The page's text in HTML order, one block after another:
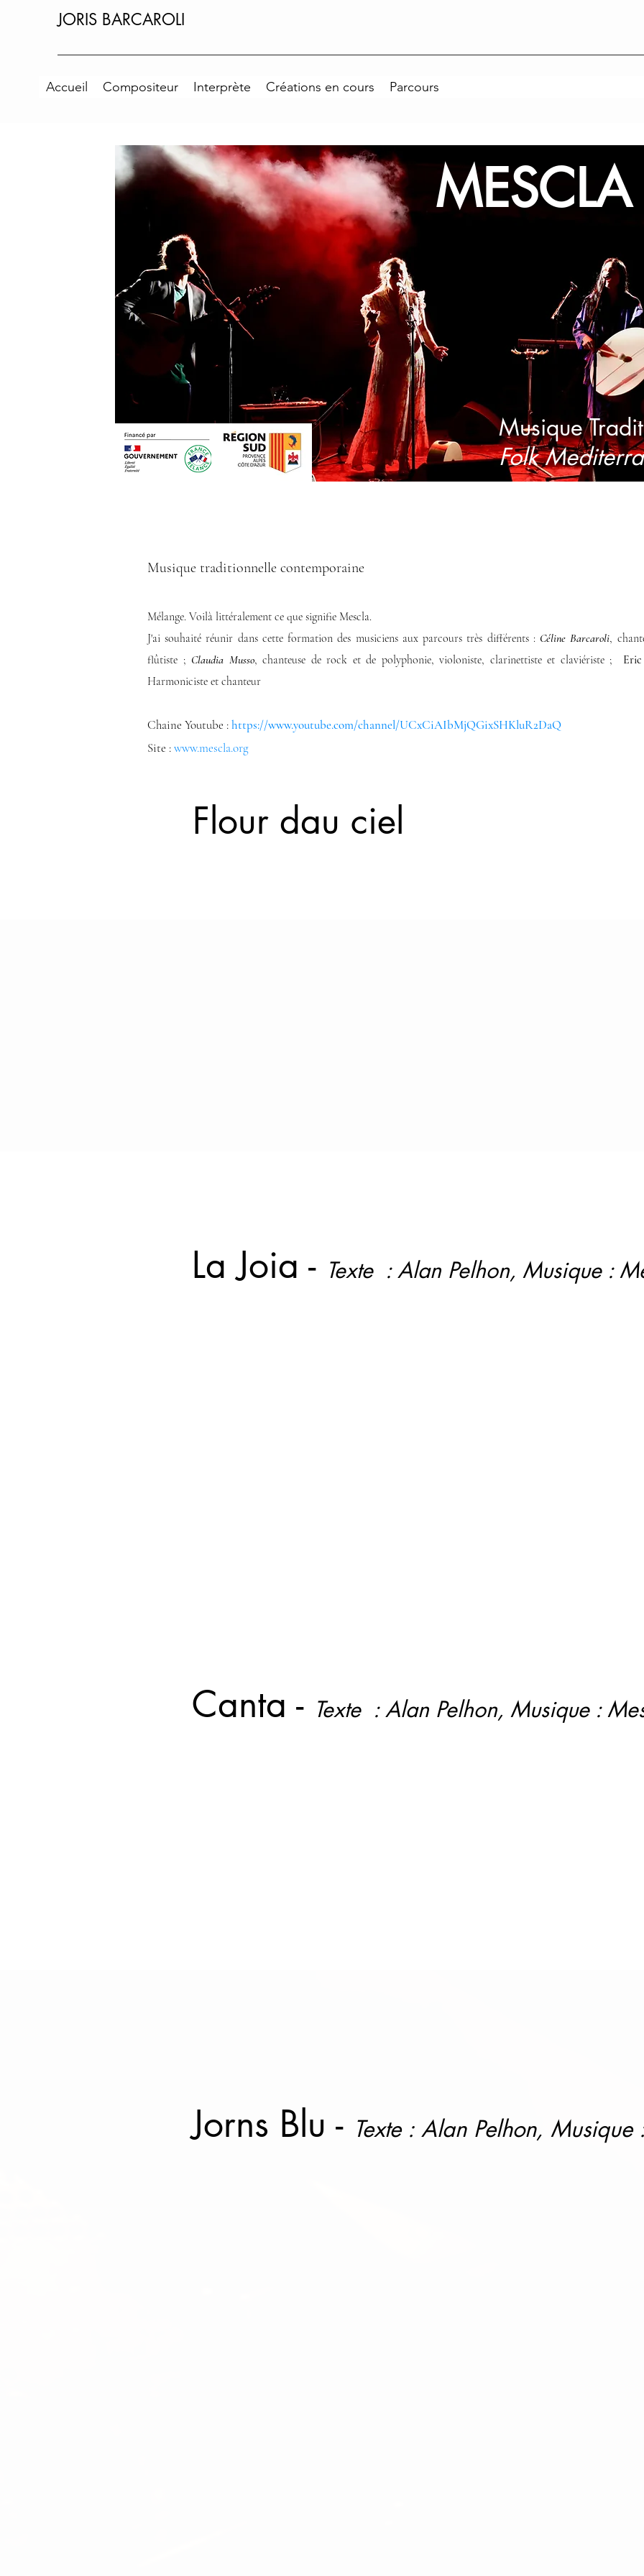
JORIS BARCAROLI
Accueil Compositeur Interprète Créations en cours Parcours
MESCLA
Musique
Folk
Musique traditionnelle contemporaine
Mélange. Voilà littéralement ce que signifie Mescla.
J'ai souhaité réunir dans cette formation des musiciens aux parcours très différents : Céline Barcaroli,
flûtiste ; Claudia Musso, chanteuse de rock et de polyphonie, violoniste, clarinettiste et claviériste ;
Harmoniciste et chanteur
Chaine Youtube :https://www.youtube.com/channel/UCxCiAIbMjQGixSHKluR2DaQ
Site :www.mescla.org
Flour dau ciel
La Joia - Texte : Alan Pelhon, Musique :
Canta - Texte : Alan Pelhon, Musique :
Jorns Blu - Texte : Alan Pelhon, Musique